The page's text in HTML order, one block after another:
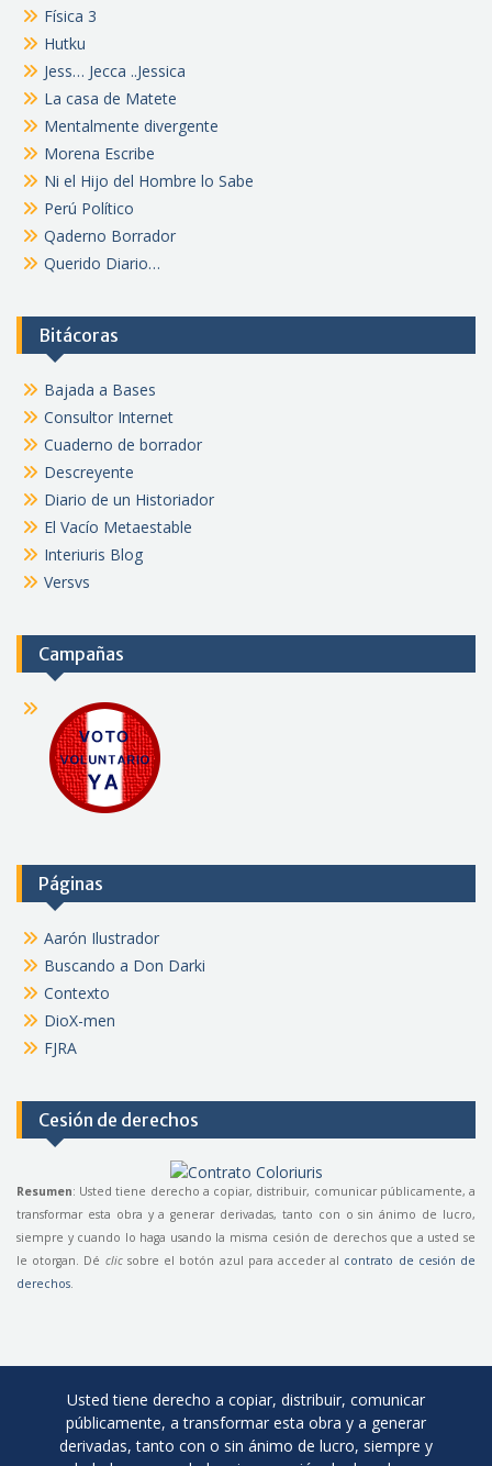
Física 3
Hutku
Jess… Jecca ..Jessica
La casa de Matete
Mentalmente divergente
Morena Escribe
Ni el Hijo del Hombre lo Sabe
Perú Político
Qaderno Borrador
Querido Diario…
Bitácoras
Bajada a Bases
Consultor Internet
Cuaderno de borrador
Descreyente
Diario de un Historiador
El Vacío Metaestable
Interiuris Blog
Versvs
Campañas
Páginas
Aarón Ilustrador
Buscando a Don Darki
Contexto
DioX-men
FJRA
Cesión de derechos
Resumen: Usted tiene derecho a copiar, distribuir, comunicar públicamente, a
transformar esta obra y a generar derivadas, tanto con o sin ánimo de lucro,
siempre y cuando lo haga usando la misma cesión de derechos que a usted se
le otorgan. Dé clicsobre el botón azul para acceder al contrato de cesión de
derechos
Usted tiene derecho a copiar, distribuir, comunicar
públicamente, a transformar esta obra y a generar
derivadas, tanto con o sin ánimo de lucro, siempre y